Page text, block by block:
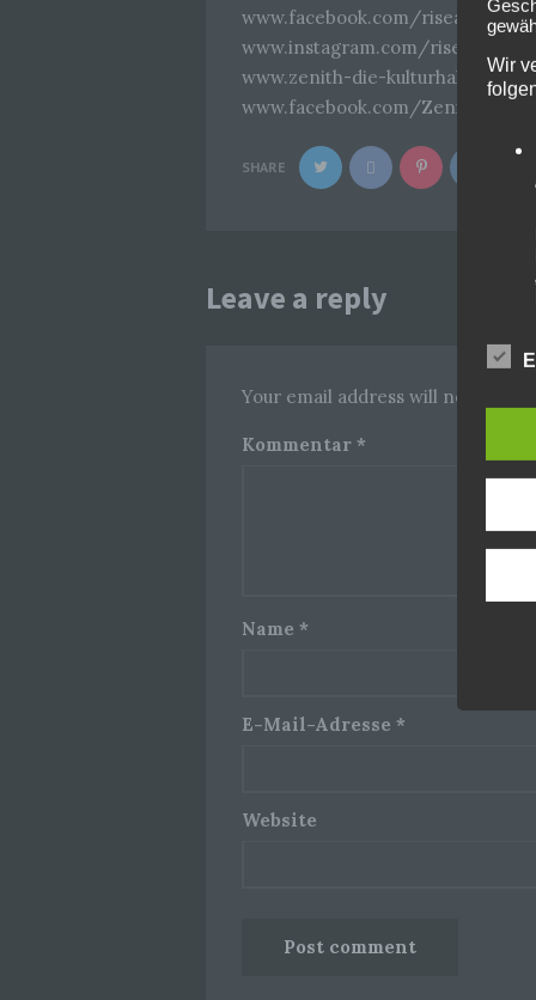
www.facebook.com/riseagainst/
www.instagram.com/riseagainst/
www.zenith-die-kulturhalle.de
www.facebook.com/
SHARE
Leave a reply
Your email address will not be
Kommentar *
Name *
E-Mail-Adresse *
Website
Wir